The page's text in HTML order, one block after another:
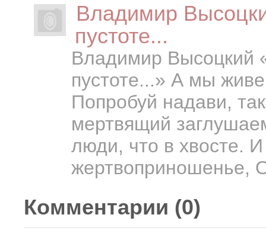
Владимир
пустоте...
Владимир Высоцкий
пустоте...» А мы
Попробуй надави,
мертвящий
люди, что в хвосте.
жертвоприношенье,
Комментарии (0)